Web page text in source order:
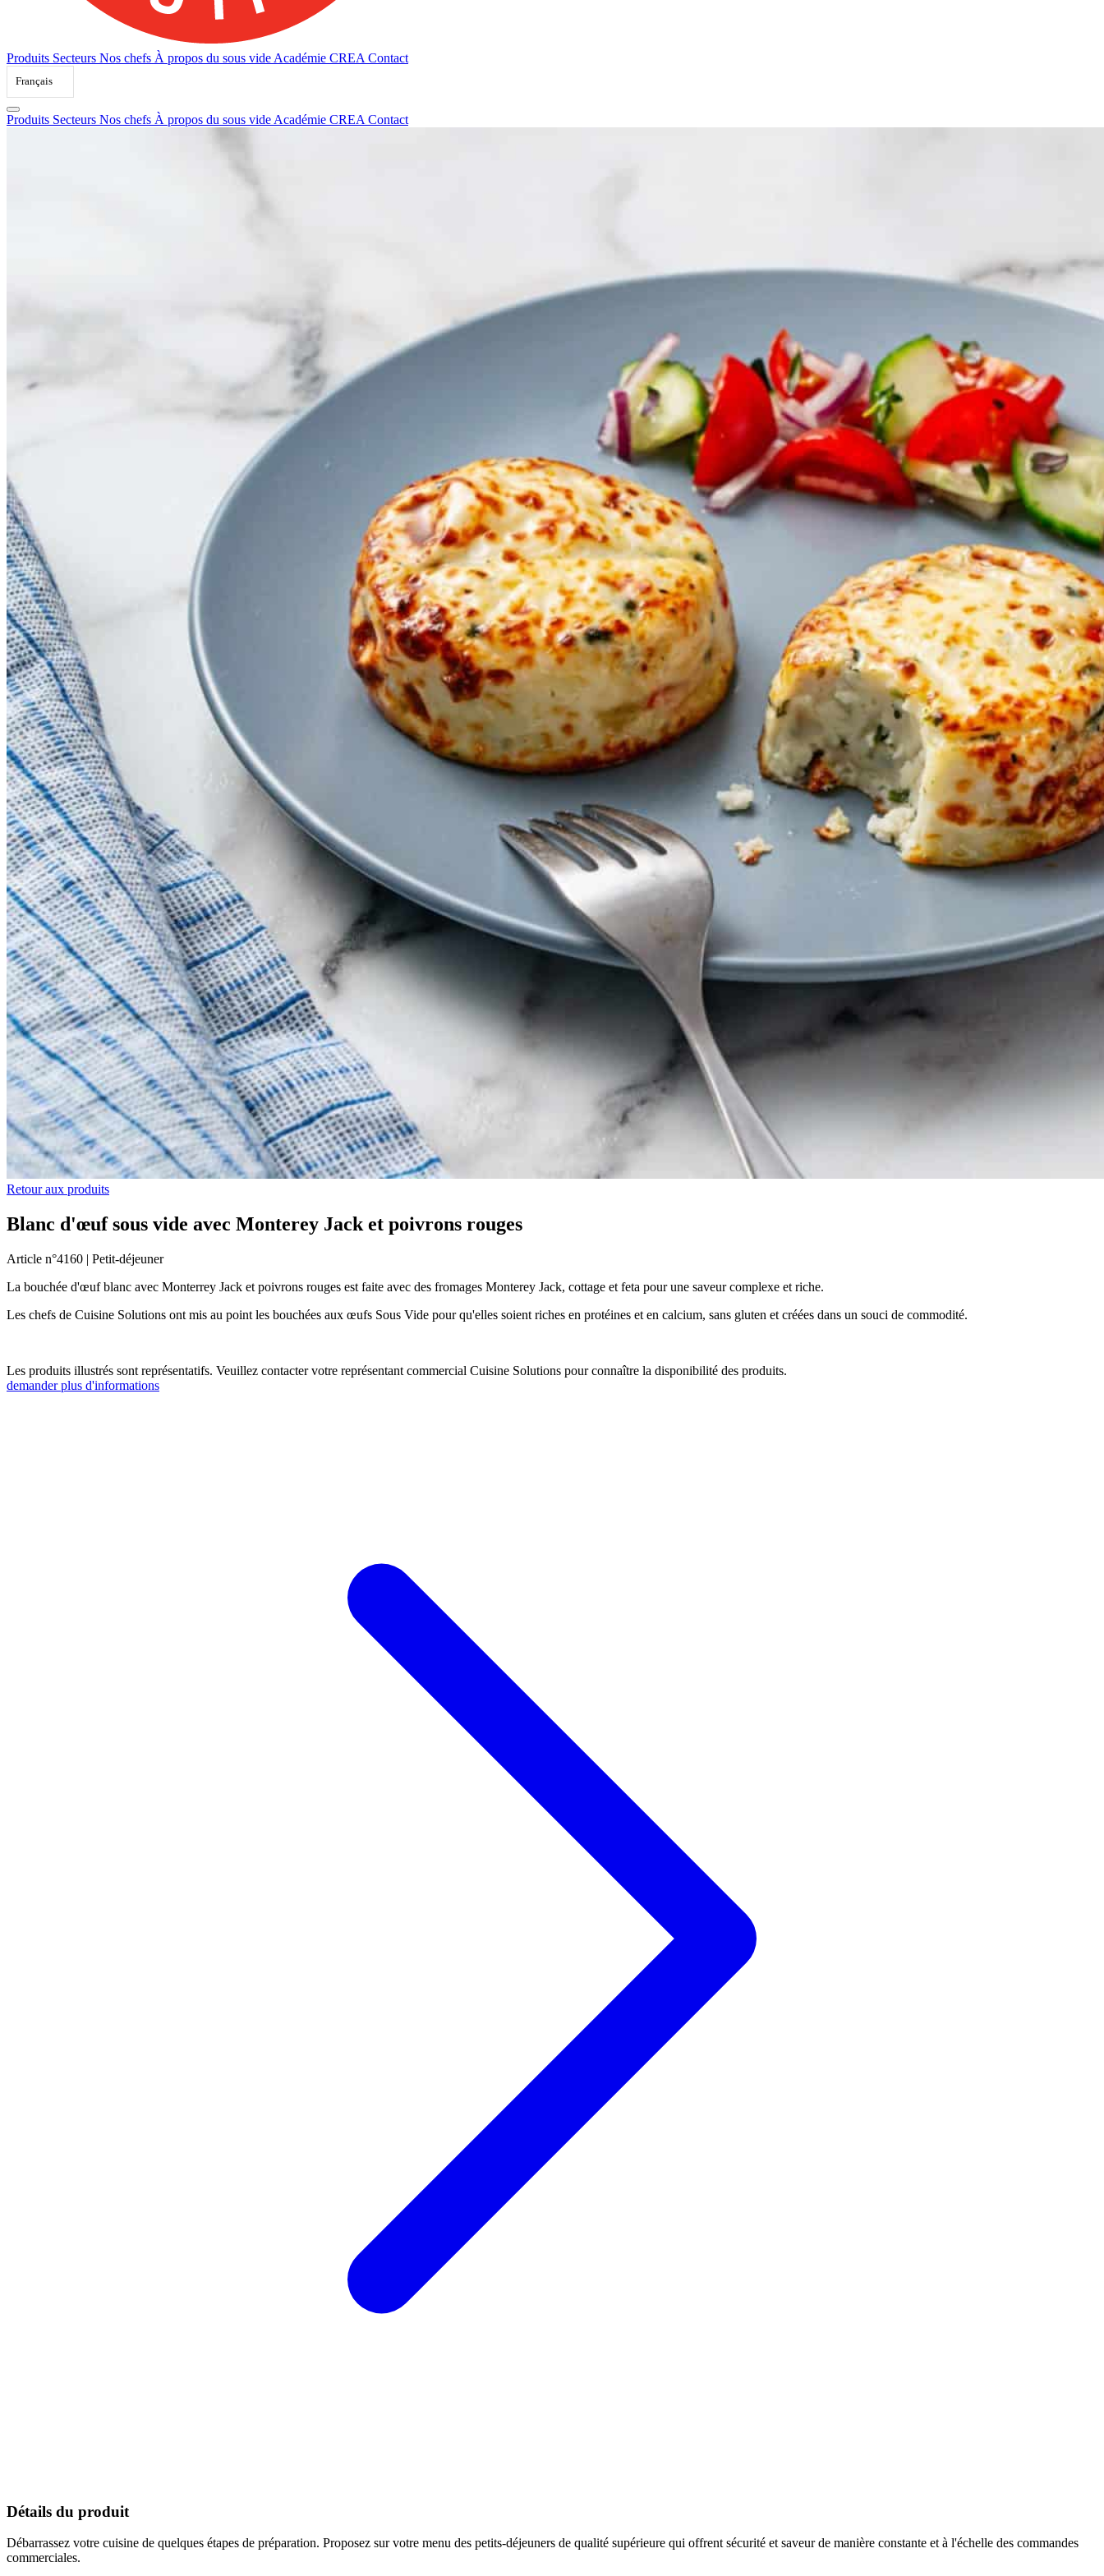
Produits Secteurs Nos chefs À propos du sous vide Académie CREA Contact
Français
Produits Secteurs Nos chefs À propos du sous vide Académie CREA Contact
Retour aux produits
Blanc d'œuf sous vide avec Monterey Jack et poivrons rouges
Article n°4160 | Petit-déjeuner
La bouchée d'œuf blanc avec Monterrey Jack et poivrons rouges est faite avec des fromages Monterey Jack, cottage et feta pour une saveur complexe et riche.
Les chefs de Cuisine Solutions ont mis au point les bouchées aux œufs Sous Vide pour qu'elles soient riches en protéines et en calcium, sans gluten et créées dans un souci de commodité.
Les produits illustrés sont représentatifs. Veuillez contacter votre représentant commercial Cuisine Solutions pour connaître la disponibilité des produits.
demander plus d'informations
Détails du produit
Débarrassez votre cuisine de quelques étapes de préparation. Proposez sur votre menu des petits-déjeuners de qualité supérieure qui offrent sécurité et saveur de manière constante et à l'échelle des commandes
commerciales.